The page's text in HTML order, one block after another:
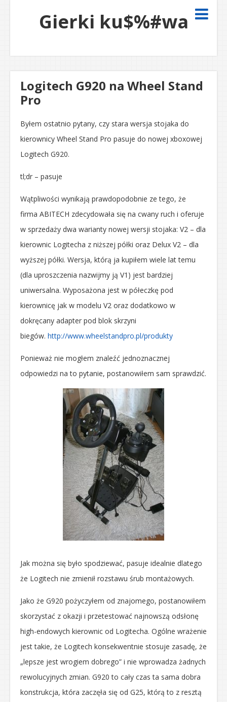
Gierki ku$%#wa
Logitech G920 na Wheel Stand
Pro
Byłem ostatnio pytany, czy stara wersja stojaka do
kierownicy Wheel Stand Pro pasuje do nowej xboxowej
Logitech G920.
tl;dr – pasuje
Wątpliwości wynikają prawdopodobnie ze tego, że
firma ABITECH zdecydowała się na cwany ruch i oferuje
w sprzedaży dwa warianty nowej wersji stojaka: V2 – dla
kierownic Logitecha z niższej półki oraz Delux V2 – dla
wyższej półki. Wersja, którą ja kupiłem wiele lat temu
(dla uproszczenia nazwijmy ją V1) jest bardziej
uniwersalna. Wyposażona jest w półeczkę pod
kierownicę jak w modelu V2 oraz dodatkowo w
dokręcany adapter pod blok skrzyni
biegów. http://www.wheelstandpro.pl/produkty
Ponieważ nie mogłem znaleźć jednoznacznej
odpowiedzi na to pytanie, postanowiłem sam sprawdzić.
Jak można się było spodziewać, pasuje idealnie dlatego
że Logitech nie zmienił rozstawu śrub montażowych.
Jako że G920 pożyczyłem od znajomego, postanowiłem
skorzystać z okazji i przetestować najnowszą odsłonę
high-endowych kierownic od Logitecha. Ogólne wrażenie
jest takie, że Logitech konsekwentnie stosuje zasadę, że
„lepsze jest wrogiem dobrego” i nie wprowadza żadnych
rewolucyjnych zmian. G920 to cały czas ta sama dobra
konstrukcja, która zaczęła się od G25, którą to z resztą